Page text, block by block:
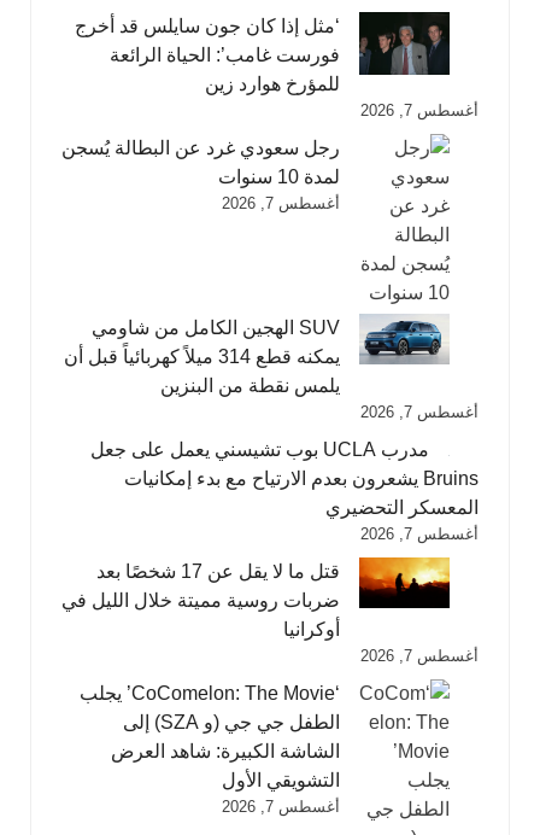
‘مثل إذا كان جون سايلس قد أخرج
فورست غامب’: الحياة الرائعة
للمؤرخ هوارد زين
أغسطس 7, 2026
رجل سعودي غرد عن البطالة يُسجن
لمدة 10 سنوات
أغسطس 7, 2026
SUV الهجين الكامل من شاومي
يمكنه قطع 314 ميلاً كهربائياً قبل أن
يلمس نقطة من البنزين
أغسطس 7, 2026
مدرب UCLA بوب تشيسني يعمل على جعل
Bruins يشعرون بعدم الارتياح مع بدء إمكانيات
المعسكر التحضيري
أغسطس 7, 2026
قتل ما لا يقل عن 17 شخصًا بعد
ضربات روسية مميتة خلال الليل في
أوكرانيا
أغسطس 7, 2026
‘CoComelon: The Movie’ يجلب
الطفل جي جي (و SZA) إلى
الشاشة الكبيرة: شاهد العرض
التشويقي الأول
أغسطس 7, 2026